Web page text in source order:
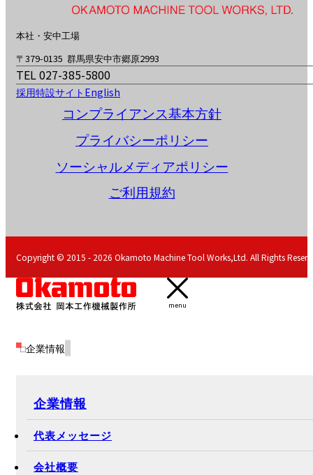
本社・安中工場
〒379-0135 群馬県安中市郷原2993
TEL 027-385-5800
採用特設サイト English
コンプライアンス基本方針
プライバシーポリシー
ソーシャルメディアポリシー
ご利用規約
Copyright © 2015 - 2026 Okamoto Machine Tool Works,Ltd. All Rights
menu
企業情報
企業情報
代表メッセージ
会社概要